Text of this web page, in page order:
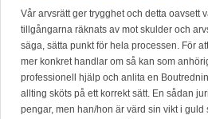
Vår arvsrätt ger trygghet och detta oavsett
tillgångarna räknats av mot skulder och
säga, sätta punkt för hela processen. För
mer konkret handlar om så kan som
professionell hjälp och anlita en
allting sköts på ett korrekt sätt. En sådan
pengar, men han/hon är värd sin vikt i guld